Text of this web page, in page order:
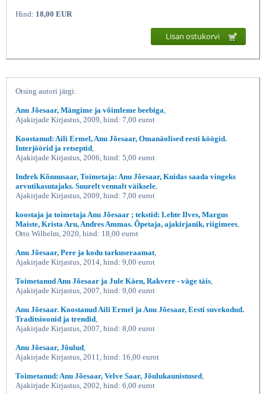
Kohupiimavärv ja savikrohv, Anu
Hind: 18,00 EUR
Lisan ostukorvi
Otsing autori järgi:
Anu Jõesaar, Mängime ja võimleme beebiga
Ajakirjade Kirjastus, 2009, hind: 7,00 eurot
Koostanud: Aili Ermel, Anu Jõesaar, Omanäolised eesti köögid.
Interjöörid ja retseptid
Ajakirjade Kirjastus, 2006, hind: 5,00 eurot
Indrek Kõnnusaar, Toimetaja: Anu Jõesaar, Kuidas saada vingeks
arvutikasutajaks. Suurelt vennalt väiksele
Ajakirjade Kirjastus, 2009, hind: 7,00 eurot
koostaja ja toimetaja Anu Jõesaar ; tekstid: Lehte Ilves, Margus
Maiste, Krista Aru, Andres Ammas. Õpetaja, ajakirjanik, riigimees
Otto Wilhelm, 2020, hind: 18,00 eurot
Anu Jõesaar, Pere ja kodu tarkuseraamat
Ajakirjade Kirjastus, 2014, hind: 9,00 eurot
Toimetanud Anu Jõesaar ja Jule Käen, Rakvere - väge täis
Ajakirjade Kirjastus, 2007, hind: 9,00 eurot
Anu Jõesaar. Koostanud Aili Ermel ja Anu Jõesaar, Eesti suvekodud.
Traditsioonid ja trendid
Ajakirjade Kirjastus, 2007, hind: 8,00 eurot
Anu Jõesaar, Jõulud
Ajakirjade Kirjastus, 2011, hind: 16,00 eurot
Toimetanud: Anu Jõesaar, Velve Saar, Jõulukaunistused
Ajakirjade Kirjastus, 2002, hind: 6,00 eurot